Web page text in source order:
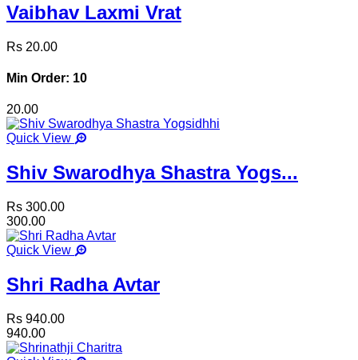
Vaibhav Laxmi Vrat
Rs 20.00
Min Order: 10
20.00
Quick View
Shiv Swarodhya Shastra Yogs...
Rs 300.00
300.00
Quick View
Shri Radha Avtar
Rs 940.00
940.00